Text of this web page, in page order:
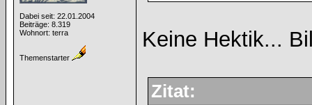
Dabei seit: 22.01.2004
Beiträge: 8.319
Wohnort: terra
Themenstarter
Keine Hektik...
Zitat: